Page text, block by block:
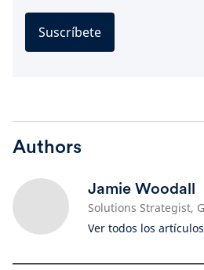
Suscríbete
Authors
Jamie Woodall
Ver todos los artículos